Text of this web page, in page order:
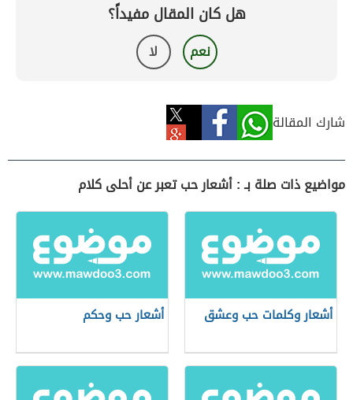
هل كان المقال مفيداً؟
نعم لا
شارك المقالة
مواضيع ذات صلة بـ : أشعار حب تعبر عن أحلى كلام
أشعار وكلمات حب وعشق أشعار حب وحكم